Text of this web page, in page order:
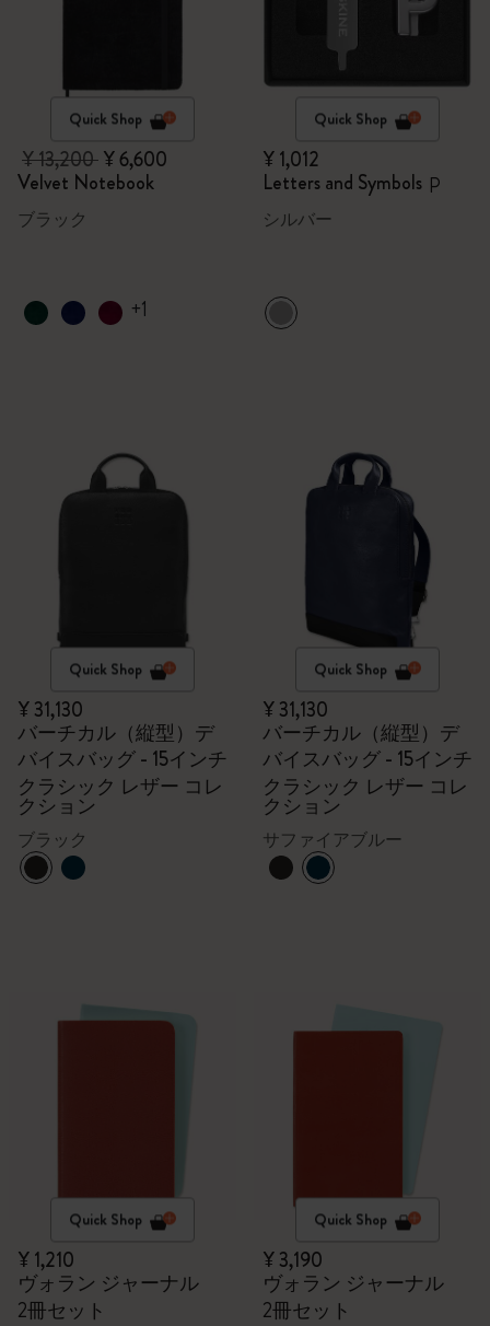
Quick Shop
¥ 13,200¥ 6,600
Velvet Notebook
ブラック
+1
Quick Shop
¥ 1,012
Letters and Symbols P
シルバー
Quick Shop
¥ 31,130
バーチカル（縦型）デ
バイスバッグ - 15インチ
クラシック レザー コレ
クション
ブラック
Quick Shop
¥ 31,130
バーチカル（縦型）デ
バイスバッグ - 15インチ
クラシック レザー コレ
クション
サファイアブルー
Quick Shop
¥ 1,210
ヴォラン ジャーナル
2冊セット
Quick Shop
¥ 3,190
ヴォラン ジャーナル
2冊セット